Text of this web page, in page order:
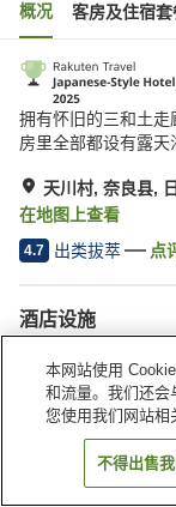
概况 客房及住宿套
拥有怀旧的三和土
房里全部都设有露天
天川村, 奈良县,
在地图上查看
4.7 出类拔萃 点
酒店设施
自动售货机
日本 奈良
本网站使用
和流量。我们还会
您使用我们网站相
不得出售